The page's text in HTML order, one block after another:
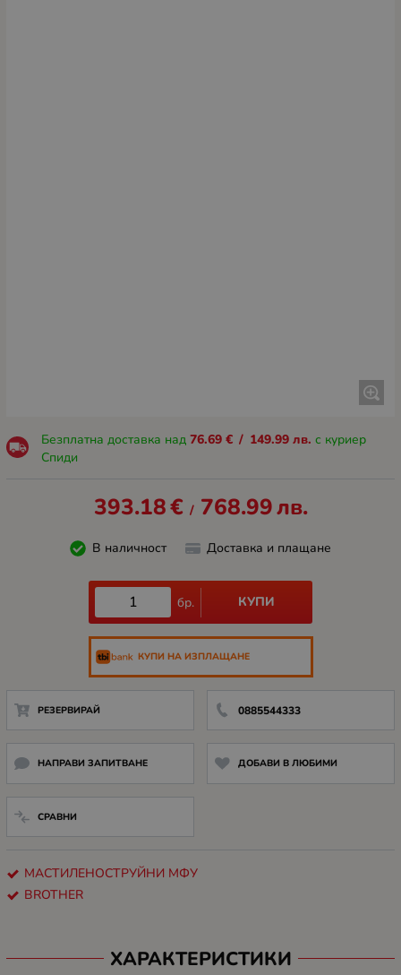
Безплатна доставка над 76.69 € / 149.99 лв. с куриер
Спиди
393.18€ / 768.99лв.
В наличност Доставка и плащане
бр. КУПИ
КУПИ НА ИЗПЛАЩАНЕ
РЕЗЕРВИРАЙ 0885544333
НАПРАВИ ЗАПИТВАНЕ ДОБАВИ В ЛЮБИМИ
СРАВНИ
МАСТИЛЕНОСТРУЙНИ МФУ
BROTHER
ХАРАКТЕРИСТИКИ